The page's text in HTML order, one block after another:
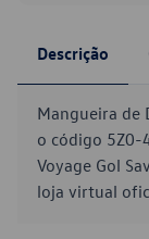
Descrição
Mangueira de
o código 5Z0-
Voyage Gol
loja virtual